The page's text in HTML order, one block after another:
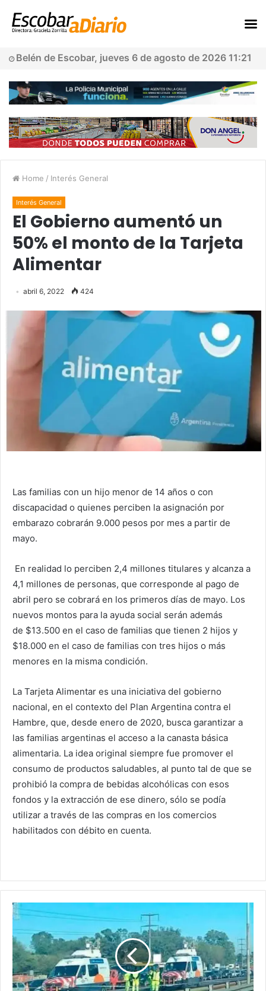
Belén de Escobar, jueves 6 de agosto de 2026 11:21
Home / Interés General
Interés General
El Gobierno aumentó un
50% el monto de la Tarjeta
Alimentar
abril 6, 2022 424
Las familias con un hijo menor de 14 años o con
discapacidad o quienes perciben la asignación por
embarazo cobrarán 9.000 pesos por mes a partir de
mayo.
En realidad lo perciben 2,4 millones titulares y alcanza a
4,1 millones de personas, que corresponde al pago de
abril pero se cobrará en los primeros días de mayo. Los
nuevos montos para la ayuda social serán además
de $13.500 en el caso de familias que tienen 2 hijos y
$18.000 en el caso de familias con tres hijos o más
menores en la misma condición.
La Tarjeta Alimentar es una iniciativa del gobierno
nacional, en el contexto del Plan Argentina contra el
Hambre, que, desde enero de 2020, busca garantizar a
las familias argentinas el acceso a la canasta básica
alimentaria. La idea original siempre fue promover el
consumo de productos saludables, al punto tal de que se
prohibió la compra de bebidas alcohólicas con esos
fondos y la extracción de ese dinero, sólo se podía
utilizar a través de las compras en los comercios
habilitados con débito en cuenta.